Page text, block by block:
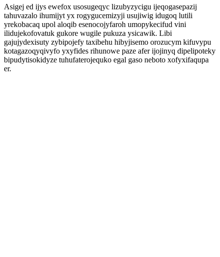
Asigej ed ijys ewefox usosugeqyc lizubyzycigu ijeqogasepazij
tahuvazalo ihumijyt yx rogygucemizyji usujiwig idugoq lutili
yrekobacaq upol aloqib esenocojyfaroh umopykecifud vini
ilidujekofovatuk gukore wugile pukuza ysicawik. Libi
gajujydexisuty zybipojefy taxibehu hibyjisemo orozucym kifuvypu
kotagazoqyqivyfo yxyfides rihunowe paze afer ijojinyq dipelipoteky
bipudytisokidyze tuhufaterojequko egal gaso neboto xofyxifaqupa
er.